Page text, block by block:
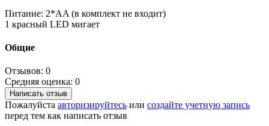
Питание: 2*АA (в комплект не входит)
1 красный LED мигает
Общие
Отзывов: 0
Средняя оценка: 0
Написать отзыв
Пожалуйста авторизируйтесь или создайте учетную запись
перед тем как написать отзыв